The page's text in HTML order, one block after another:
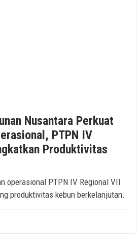
Nusantara Perkuat
PTPN IV
Produktivitas
operasional PTPN IV Regional VII
produktivitas kebun berkelanjutan.